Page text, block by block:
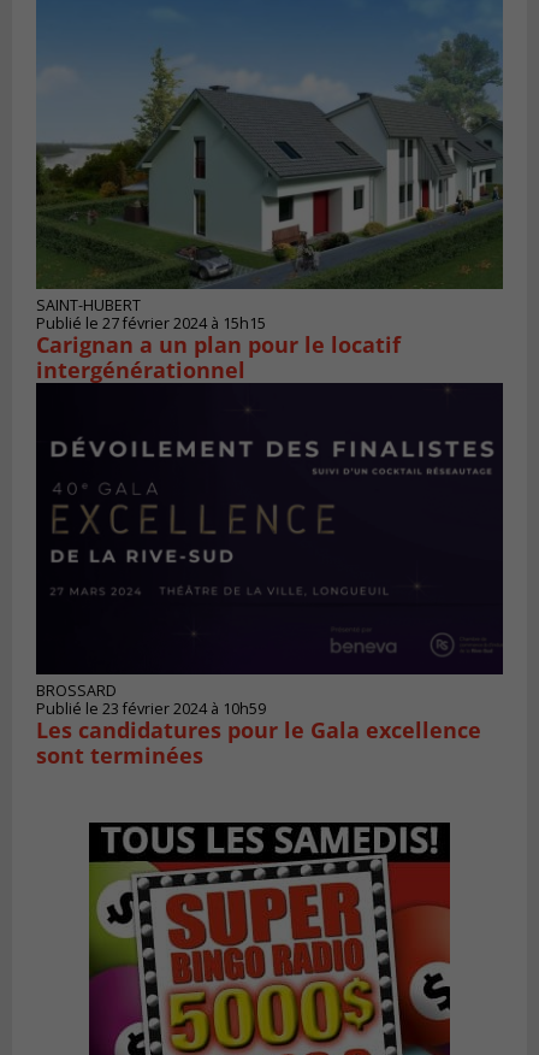
SAINT-HUBERT
Publié le 27 février 2024 à 15h15
Carignan a un plan pour le locatif
intergénérationnel
BROSSARD
Publié le 23 février 2024 à 10h59
Les candidatures pour le Gala excellence
sont terminées